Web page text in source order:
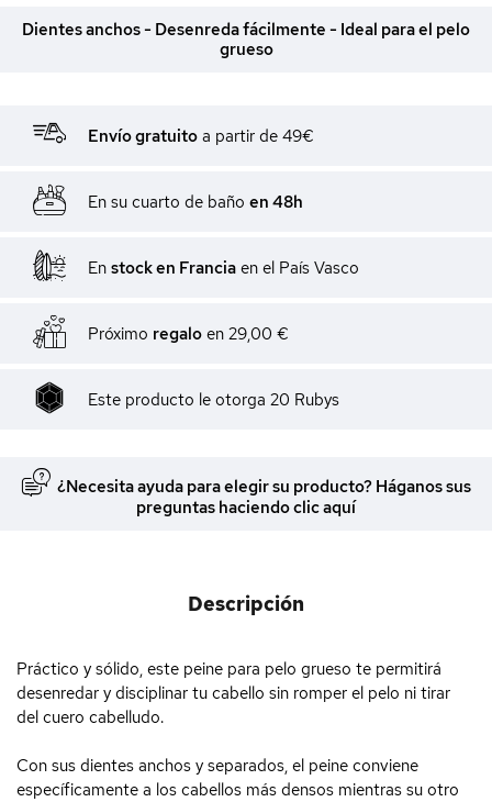
Dientes anchos - Desenreda fácilmente - Ideal para el pelo
grueso
Envío gratuito a partir de 49€
En su cuarto de baño en 48h
En stock en Francia en el País Vasco
Próximo regalo en 29,00 €
Este producto le otorga 20 Rubys
¿Necesita ayuda para elegir su producto? Háganos sus
preguntas haciendo clic aquí
Descripción
Práctico y sólido, este peine para pelo grueso te permitirá
desenredar y disciplinar tu cabello sin romper el pelo ni tirar
del cuero cabelludo.
Con sus dientes anchos y separados, el peine conviene
específicamente a los cabellos más densos mientras su otro